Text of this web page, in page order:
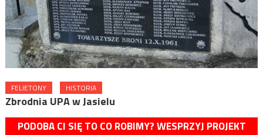
FELIETONY HISTORIA
Zbrodnia UPA w Jasielu
PODOBA CI SIĘ TO CO ROBIMY? WESPRZYJ PROJEKT